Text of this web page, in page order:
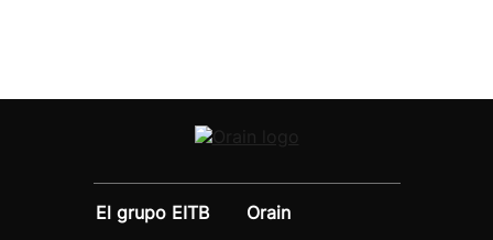
El grupo EITB
Orain